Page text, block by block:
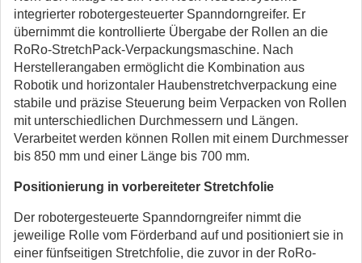
integrierter robotergesteuerter Spanndorngreifer. Er
übernimmt die kontrollierte Übergabe der Rollen an die
RoRo-StretchPack-Verpackungsmaschine. Nach
Herstellerangaben ermöglicht die Kombination aus
Robotik und horizontaler Haubenstretchverpackung eine
stabile und präzise Steuerung beim Verpacken von Rollen
mit unterschiedlichen Durchmessern und Längen.
Verarbeitet werden können Rollen mit einem Durchmesser
bis 850 mm und einer Länge bis 700 mm.
Positionierung in vorbereiteter Stretchfolie
Der robotergesteuerte Spanndorngreifer nimmt die
jeweilige Rolle vom Förderband auf und positioniert sie in
einer fünfseitigen Stretchfolie, die zuvor in der RoRo-